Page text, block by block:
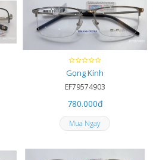
Gọng Kính
EF79574903
780.000đ
Mua Ngay